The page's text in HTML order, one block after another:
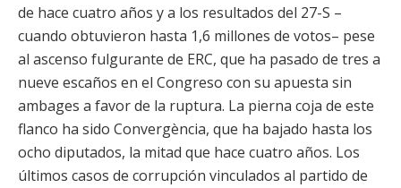
de hace cuatro años y a los resultados del 27-S –
cuando obtuvieron hasta 1,6 millones de votos– pese
al ascenso fulgurante de ERC, que ha pasado de tres a
nueve escaños en el Congreso con su apuesta sin
ambages a favor de la ruptura. La pierna coja de este
flanco ha sido Convergència, que ha bajado hasta los
ocho diputados, la mitad que hace cuatro años. Los
últimos casos de corrupción vinculados al partido de